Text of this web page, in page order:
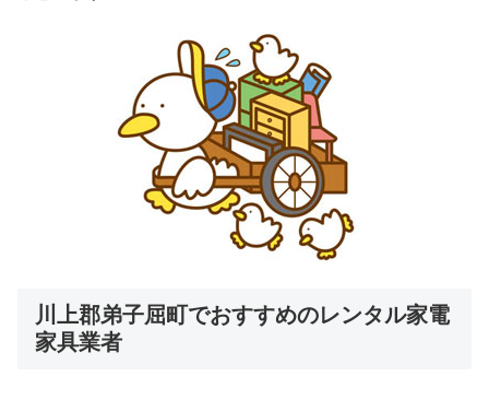
川上郡弟子屈町でおすすめのレンタル家電
家具業者